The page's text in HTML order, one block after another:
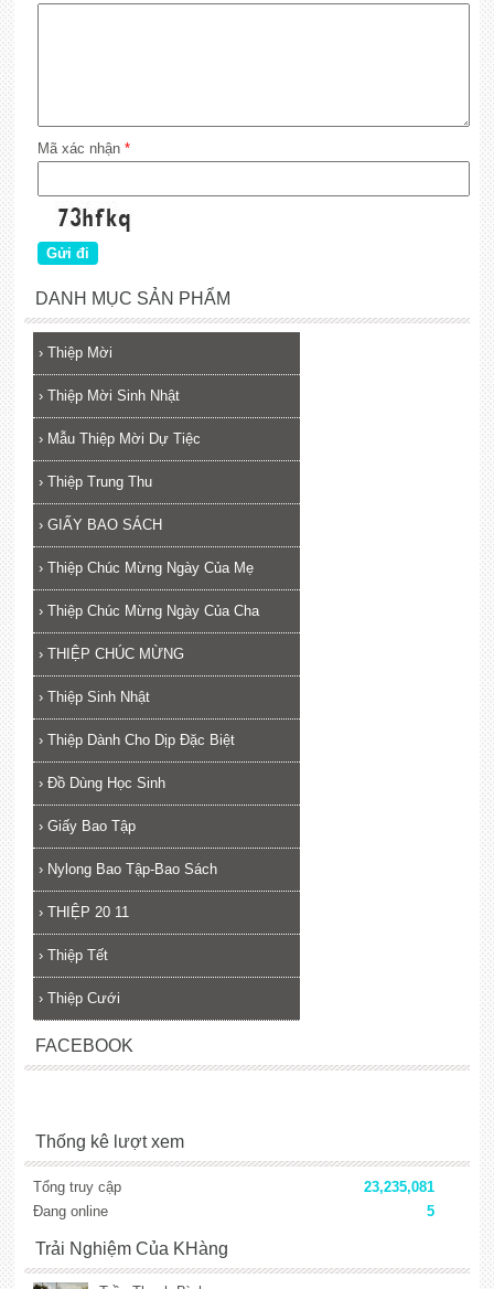
Mã xác nhận *
DANH MỤC SẢN PHẨM
› Thiệp Mời
› Thiệp Mời Sinh Nhật
› Mẫu Thiệp Mời Dự Tiệc
› Thiệp Trung Thu
› GIẤY BAO SÁCH
› Thiệp Chúc Mừng Ngày Của Mẹ
› Thiệp Chúc Mừng Ngày Của Cha
› THIỆP CHÚC MỪNG
› Thiệp Sinh Nhật
› Thiệp Dành Cho Dịp Đặc Biệt
› Đồ Dùng Học Sinh
› Giấy Bao Tập
› Nylong Bao Tập-Bao Sách
› THIỆP 20 11
› Thiệp Tết
› Thiệp Cưới
FACEBOOK
Thống kê lượt xem
Tổng truy cập
23,235,081
Đang online
5
Trải Nghiệm Của KHàng